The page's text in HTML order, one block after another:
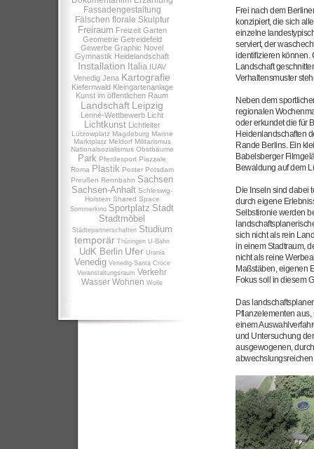
Fassadengestaltung
Fälschen florale Skulptur
Freiraum Freizeit Garten
Geometrie Getreidefeld
Gewerbe Graphic Novel
Gymnastik Heidelandschaft
Installation Italia IUAV
Venedig Jena Kartografie
Kiefernwald Kleingartenanlage
Kunst im öffentlichen Raum
Landschaft Leipzig
Lenné-Wettbewerb Licht
Lichtkunst Lichtleiter
Lützowplatz Magdeburg Marine
Marktplatz Meldorf Militarismus
Nationalsozialismus Obstbäume
Park Pferdesport Piazzale
Roma Plastik Poster Potsdam
Preußen Rennbahn Sachsen
Sachsen-Anhalt Schleswig-
Holstein Shared Space
Sommerkino Sportplatz Stadt
Stadtmöbel
Städtepartnerschaften Studium
temporär Thüringen U-Bahn
UdK Berlin Ufer Urania
Venedig Venedig-Santa Croce
Veranstaltungsraum Verkehr
Wasser Wohnen Wolle
Frei nach dem
konzipiert, die sich
einzelne
serviert, der
identifizieren können.
Landschaft
Verhaltensmuster
Neben dem
regionalen
oder erkundet die für
Heidenlandschaften
Rande Berlins. Ein
Babelsberger
Bewaldung auf dem
Die Inseln sind dabei
durch eigene
Selbstironie werden
sich nicht als rein
in einem Stadtraum,
nicht als reine
Maßstäben, eigenen
Fokus soll in diesem
Das
Pflanzelementen
einem
und Untersuchung
ausgewogenen,